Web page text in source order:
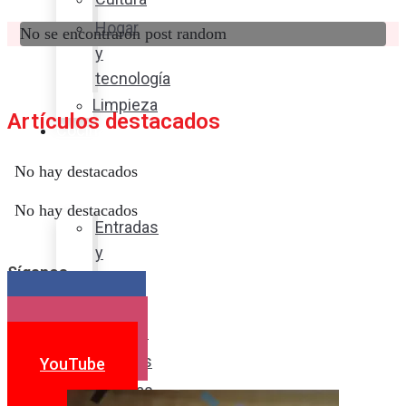
Hogar
y
tecnología
Limpieza
Cocina
sabor
Entradas
y
Postres
Bebidas
No se encontraron post random
Artículos destacados
No hay destacados
No hay destacados
Síganos
YouTube